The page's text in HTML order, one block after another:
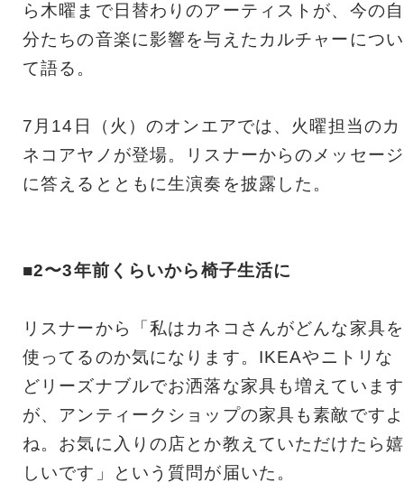
ら木曜まで日替わりのアーティストが、今の自
分たちの音楽に影響を与えたカルチャーについ
て語る。
7月14日（火）のオンエアでは、火曜担当のカ
ネコアヤノが登場。リスナーからのメッセージ
に答えるとともに生演奏を披露した。
■2〜3年前くらいから椅子生活に
リスナーから「私はカネコさんがどんな家具を
使ってるのか気になります。IKEAやニトリな
どリーズナブルでお洒落な家具も増えています
が、アンティークショップの家具も素敵ですよ
ね。お気に入りの店とか教えていただけたら嬉
しいです」という質問が届いた。